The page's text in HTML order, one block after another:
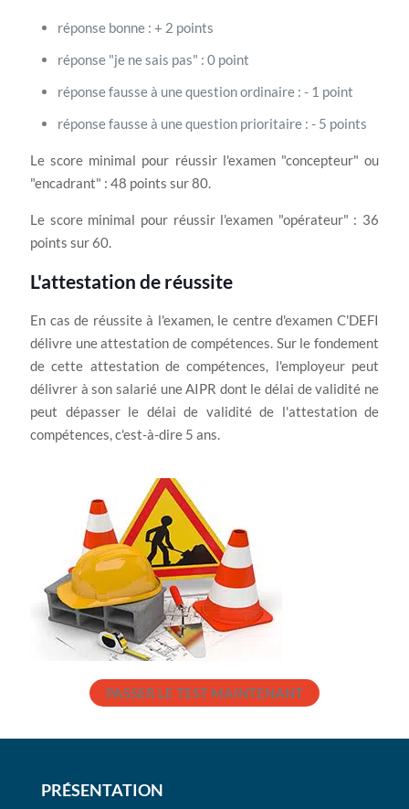
réponse bonne : + 2 points
réponse "je ne sais pas" : 0 point
réponse fausse à une question ordinaire : - 1 point
réponse fausse à une question prioritaire : - 5 points
Le score minimal pour réussir l'examen "concepteur" ou
"encadrant" : 48 points sur 80.
Le score minimal pour réussir l'examen "opérateur" : 36
points sur 60.
L'attestation de réussite
En cas de réussite à l'examen, le centre d'examen C'DEFI
délivre une attestation de compétences. Sur le fondement
de cette attestation de compétences, l'employeur peut
délivrer à son salarié une AIPR dont le délai de validité ne
peut dépasser le délai de validité de l'attestation de
compétences, c'est-à-dire 5 ans.
PASSER LE TEST MAINTENANT
PRÉSENTATION